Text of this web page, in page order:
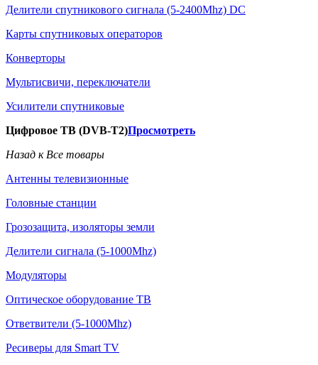
Делители спутникового сигнала (5-2400Mhz) DC
Карты спутниковых операторов
Конверторы
Мультисвичи, переключатели
Усилители спутниковые
Цифровое ТВ (DVB-T2)Просмотреть
Назад к Все товары
Антенны телевизионные
Головные станции
Грозозащита, изоляторы земли
Делители сигнала (5-1000Mhz)
Модуляторы
Оптическое оборудование ТВ
Ответвители (5-1000Mhz)
Ресиверы для Smart TV